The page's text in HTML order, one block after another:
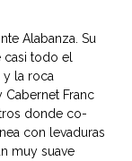
Alabanza. Su
casi todo el
la roca
Cabernet Franc
donde co-
con levaduras
muy suave